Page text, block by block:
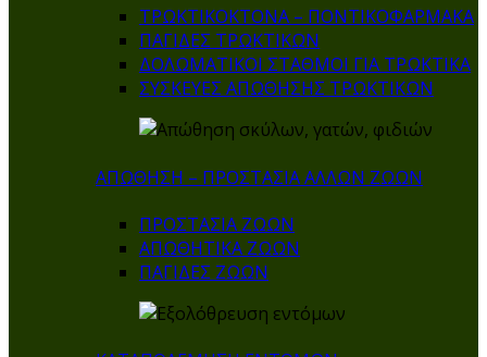
ΤΡΩΚΤΙΚΟΚΤΟΝΑ – ΠΟΝΤΙΚΟΦΑΡΜΑΚA
ΠΑΓΙΔΕΣ ΤΡΩΚΤΙΚΩΝ
ΔΟΛΩΜΑΤΙΚΟΙ ΣΤΑΘΜΟΙ ΓΙΑ ΤΡΩΚΤΙΚΑ
ΣΥΣΚΕΥΕΣ ΑΠΩΘΗΣΗΣ ΤΡΩΚΤΙΚΩΝ
ΑΠΩΘΗΣΗ – ΠΡΟΣΤΑΣΙΑ ΑΛΛΩΝ ΖΩΩΝ
ΠΡΟΣΤΑΣΙΑ ΖΩΩΝ
ΑΠΩΘΗΤΙΚΑ ΖΩΩΝ
ΠΑΓΙΔΕΣ ΖΩΩΝ